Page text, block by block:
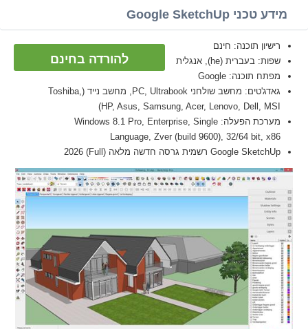
מידע טכני Google SketchUp
להורדה בחינם
רישיון תוכנה: חינם
שפות: בעברית (he), אנגלית
מפתח תוכנה: Google
גאדג'טים: מחשב שולחני PC, Ultrabook, מחשב נייד (Toshiba,
HP, Asus, Samsung, Acer, Lenovo, Dell, MSI)
מערכת הפעלה: Windows 8.1 Pro, Enterprise, Single
Language, Zver (build 9600), 32/64 bit, x86
Google SketchUp רשמית גרסה חדשה מלאה (Full) 2026